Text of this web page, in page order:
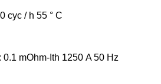
cyc / h 55 ° C
mOhm-Ith 1250 A 50 Hz